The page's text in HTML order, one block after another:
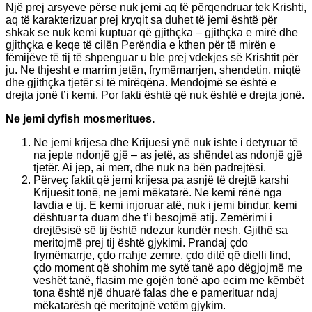
Një prej arsyeve përse nuk jemi aq të përqendruar tek Krishti,
aq të karakterizuar prej kryqit sa duhet të jemi është për
shkak se nuk kemi kuptuar që gjithçka – gjithçka e mirë dhe
gjithçka e keqe të cilën Perëndia e kthen për të mirën e
fëmijëve të tij të shpenguar u ble prej vdekjes së Krishtit për
ju. Ne thjesht e marrim jetën, frymëmarrjen, shendetin, miqtë
dhe gjithçka tjetër si të mirëqëna. Mendojmë se është e
drejta jonë t’i kemi. Por fakti është që nuk është e drejta jonë.
Ne jemi dyfish mosmeritues.
Ne jemi krijesa dhe Krijuesi ynë nuk ishte i detyruar të
na jepte ndonjë gjë – as jetë, as shëndet as ndonjë gjë
tjetër. Ai jep, ai merr, dhe nuk na bën padrejtësi.
Përveç faktit që jemi krijesa pa asnjë të drejtë karshi
Krijuesit tonë, ne jemi mëkatarë. Ne kemi rënë nga
lavdia e tij. E kemi injoruar atë, nuk i jemi bindur, kemi
dështuar ta duam dhe t’i besojmë atij. Zemërimi i
drejtësisë së tij është ndezur kundër nesh. Gjithë sa
meritojmë prej tij është gjykimi. Prandaj çdo
frymëmarrje, çdo rrahje zemre, çdo ditë që dielli lind,
çdo moment që shohim me sytë tanë apo dëgjojmë me
veshët tanë, flasim me gojën tonë apo ecim me këmbët
tona është një dhuarë falas dhe e pamerituar ndaj
mëkatarësh që meritojnë vetëm gjykim.